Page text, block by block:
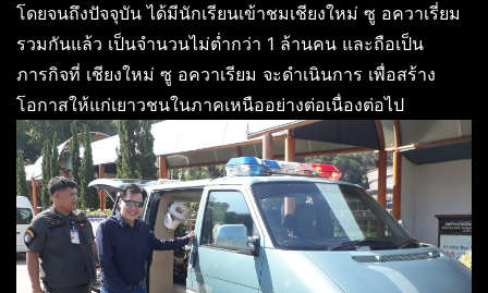
โดยจนถึงปัจจุบัน ได้มีนักเรียนเข้าชมเชียงใหม่ ซู อควาเรี่ยม
รวมกันแล้ว เป็นจำนวนไม่ต่ำกว่า 1 ล้านคน และถือเป็น
ภารกิจที่ เชียงใหม่ ซู อควาเรียม จะดำเนินการ เพื่อสร้าง
โอกาสให้แก่เยาวชนในภาคเหนืออย่างต่อเนื่องต่อไป